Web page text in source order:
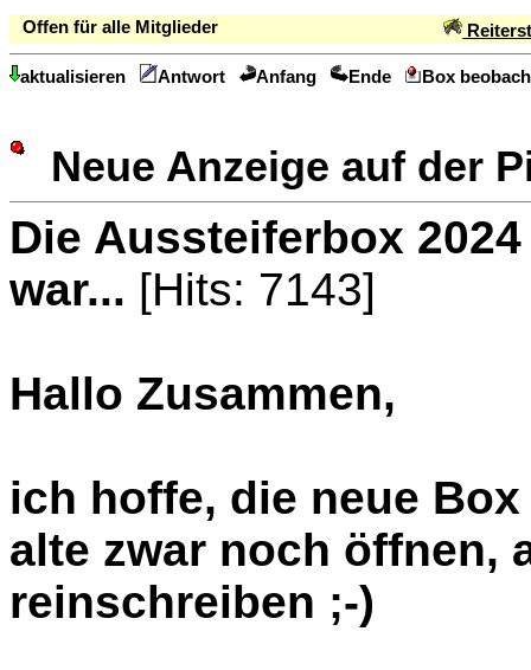
Offen für alle Mitglieder
aktualisieren Antwort Anfang Ende Box
Neue Anzeige auf der
Die Aussteiferbox
war... [Hits: 7143]
Hallo Zusammen,
ich hoffe, die neue
alte zwar noch öffnen,
reinschreiben ;-)